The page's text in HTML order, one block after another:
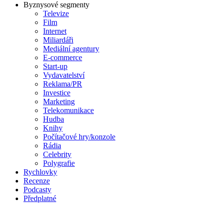
Byznysové segmenty
Televize
Film
Internet
Miliardáři
Mediální agentury
E-commerce
Start-up
Vydavatelství
Reklama/PR
Investice
Marketing
Telekomunikace
Hudba
Knihy
Počítačové hry/konzole
Rádia
Celebrity
Polygrafie
Rychlovky
Recenze
Podcasty
Předplatné